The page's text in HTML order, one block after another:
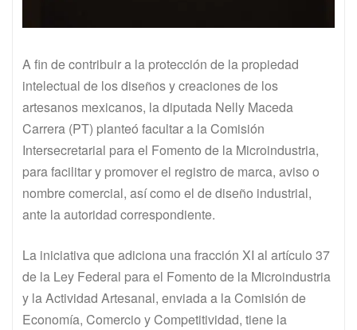
A fin de contribuir a la protección de la propiedad
intelectual de los diseños y creaciones de los
artesanos mexicanos, la diputada Nelly Maceda
Carrera (PT) planteó facultar a la Comisión
Intersecretarial para el Fomento de la Microindustria,
para facilitar y promover el registro de marca, aviso o
nombre comercial, así como el de diseño industrial,
ante la autoridad correspondiente.
La iniciativa que adiciona una fracción XI al artículo 37
de la Ley Federal para el Fomento de la Microindustria
y la Actividad Artesanal, enviada a la Comisión de
Economía, Comercio y Competitividad, tiene la